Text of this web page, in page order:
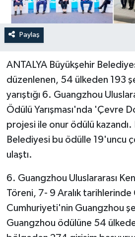
Paylaş
ANTALYA Büyükşehir
düzenlenen, 54 ülkeden 193
yarıştığı 6. Guangzhou
Ödülü Yarışması'nda 'Çevre
projesi ile onur ödülü kazandı.
Belediyesi bu ödülle 19'uncu
ulaştı.
6. Guangzhou Uluslararası
Töreni, 7- 9 Aralık tarihlerinde
Cumhuriyeti'nin Guangzhou
Guangzhou ödülüne 54